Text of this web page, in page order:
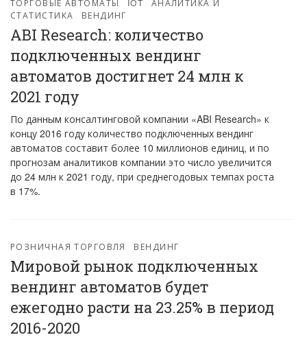
ТОРГОВЫЕ АВТОМАТЫ IOT
АНАЛИТИКА И
СТАТИСТИКА
ВЕНДИНГ
ABI Research: количество
подключенных вендинг
автоматов достигнет 24 млн к
2021 году
По данным консалтинговой компании «ABI Research» к
концу 2016 году количество подключенных вендинг
автоматов составит более 10 миллионов единиц, и по
прогнозам аналитиков компании это число увеличится
до 24 млн к 2021 году, при среднегодовых темпах роста
в 17%.
РОЗНИЧНАЯ ТОРГОВЛЯ ВЕНДИНГ
Мировой рынок подключенных
вендинг автоматов будет
ежегодно расти на 23.25% в период
2016-2020